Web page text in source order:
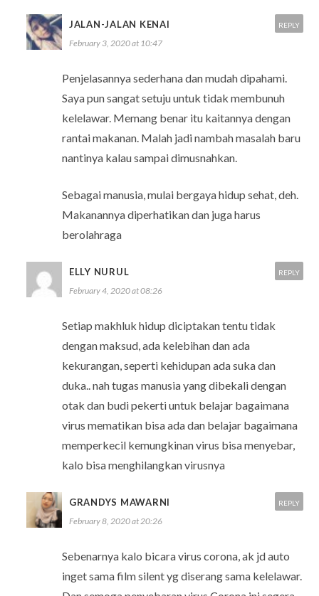
JALAN-JALAN KENAI
February 3, 2020 at 10:47
Penjelasannya sederhana dan mudah dipahami.
Saya pun sangat setuju untuk tidak membunuh
kelelawar. Memang benar itu kaitannya dengan
rantai makanan. Malah jadi nambah masalah baru
nantinya kalau sampai dimusnahkan.
Sebagai manusia, mulai bergaya hidup sehat, deh.
Makanannya diperhatikan dan juga harus
berolahraga
REPLY
ELLY NURUL
February 4, 2020 at 08:26
Setiap makhluk hidup diciptakan tentu tidak
dengan maksud, ada kelebihan dan ada
kekurangan, seperti kehidupan ada suka dan
duka.. nah tugas manusia yang dibekali dengan
otak dan budi pekerti untuk belajar bagaimana
virus mematikan bisa ada dan belajar bagaimana
memperkecil kemungkinan virus bisa menyebar,
kalo bisa menghilangkan virusnya
REPLY
GRANDYS MAWARNI
February 8, 2020 at 20:26
Sebenarnya kalo bicara virus corona, ak jd auto
inget sama film silent yg diserang sama kelelawar.
REPLY